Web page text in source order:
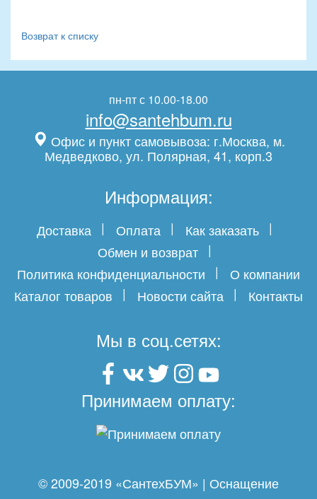
Возврат к списку
пн-пт с 10.00-18.00
info@santehbum.ru
Офис и пункт самовывоза: г.Москва, м.
Медведково, ул. Полярная, 41, корп.3
Информация:
Доставка Оплата
Как заказать
Обмен и возврат
Политика конфиденциальности
О компании
Каталог товаров
Новости сайта Контакты
Мы в соц.сетях:
Принимаем оплату:
© 2009-2019 «СантехБУМ» | Оснащение